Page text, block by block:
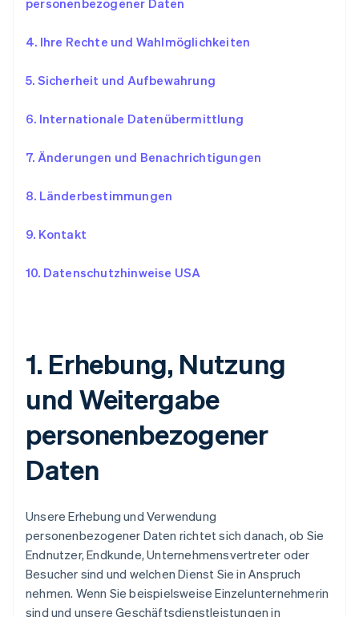
personenbezogener Daten
4. Ihre Rechte und Wahlmöglichkeiten
5. Sicherheit und Aufbewahrung
6. Internationale Datenübermittlung
7. Änderungen und Benachrichtigungen
8. Länderbestimmungen
9. Kontakt
10. Datenschutzhinweise USA
1. Erhebung, Nutzung
und Weitergabe
personenbezogener
Daten
Unsere Erhebung und Verwendung
personenbezogener Daten richtet sich danach, ob Sie
Endnutzer, Endkunde, Unternehmensvertreter oder
Besucher sind und welchen Dienst Sie in Anspruch
nehmen. Wenn Sie beispielsweise Einzelunternehmerin
sind und unsere Geschäftsdienstleistungen in